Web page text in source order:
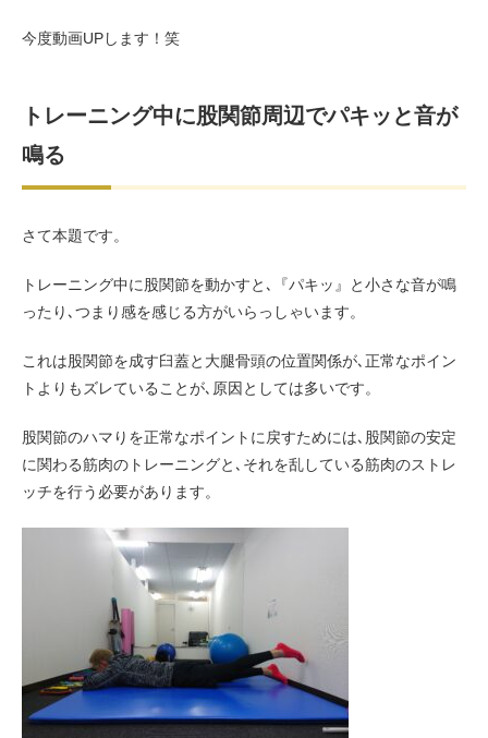
今度動画UPします！笑
トレーニング中に股関節周辺でパキッと音が
鳴る
さて本題です。
トレーニング中に股関節を動かすと､『パキッ』と小さな音が鳴
ったり､つまり感を感じる方がいらっしゃいます。
これは股関節を成す臼蓋と大腿骨頭の位置関係が､正常なポイン
トよりもズレていることが､原因としては多いです。
股関節のハマりを正常なポイントに戻すためには､股関節の安定
に関わる筋肉のトレーニングと､それを乱している筋肉のストレ
ッチを行う必要があります。